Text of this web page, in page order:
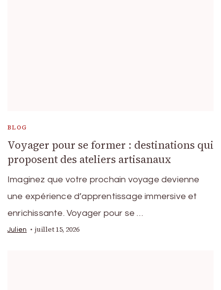
BLOG
Voyager pour se former : destinations qui
proposent des ateliers artisanaux
Imaginez que votre prochain voyage devienne
une expérience d’apprentissage immersive et
enrichissante. Voyager pour se …
Julien juillet 15, 2026